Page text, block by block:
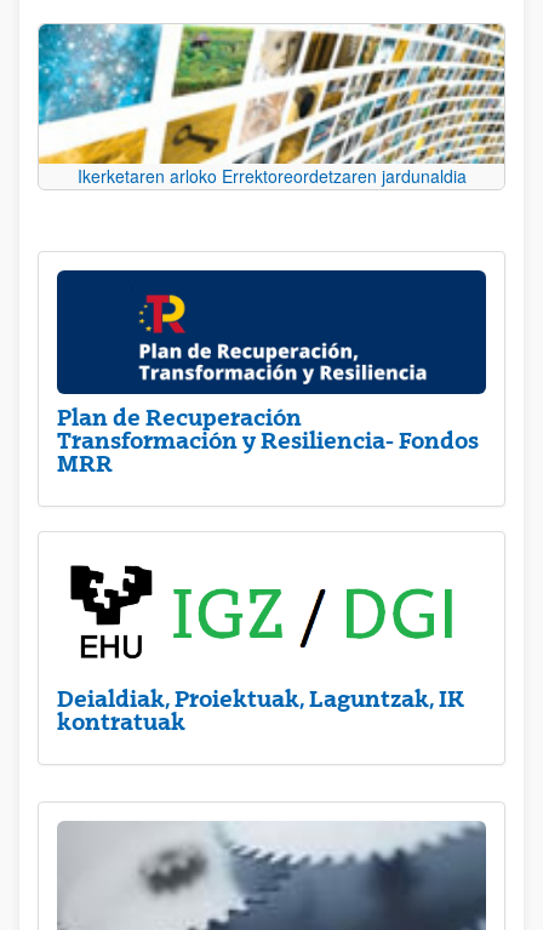
Ikerketaren arloko Errektoreordetzaren jardunaldia
Plan de Recuperación
Transformación y Resiliencia- Fondos
MRR
Deialdiak, Proiektuak, Laguntzak, IK
kontratuak